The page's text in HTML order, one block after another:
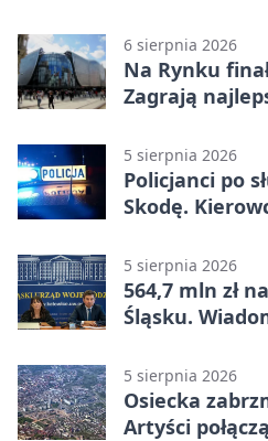
6 sierpnia 2026
Na Rynku
Zagrają
5 sierpnia 2026
Policjanci po
Skodę.
5 sierpnia 2026
564,7 mln zł
Śląsku.
5 sierpnia 2026
Osiecka
Artyści